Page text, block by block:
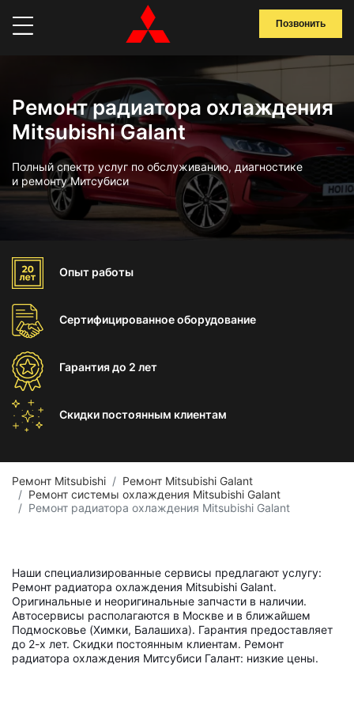
Позвонить
Ремонт радиатора охлаждения
Mitsubishi Galant
Полный спектр услуг по обслуживанию, диагностике
и ремонту Митсубиси
Опыт работы
Сертифицированноеоборудование
Гарантиядо 2 лет
Скидки постоянным клиентам
Ремонт Mitsubishi
Ремонт Mitsubishi Galant
Ремонт системы охлаждения Mitsubishi Galant
Ремонт радиатора охлаждения Mitsubishi Galant
Наши специализированные сервисы предлагают услугу:
Ремонт радиатора охлаждения Mitsubishi Galant.
Оригинальные и неоригинальные запчасти в наличии.
Автосервисы располагаются в Москве и в ближайшем
Подмосковье (Химки, Балашиха). Гарантия предоставляет
до 2-х лет. Скидки постоянным клиентам. Ремонт
радиатора охлаждения Митсубиси Галант: низкие цены.